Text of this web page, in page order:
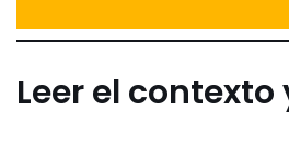
Leer el